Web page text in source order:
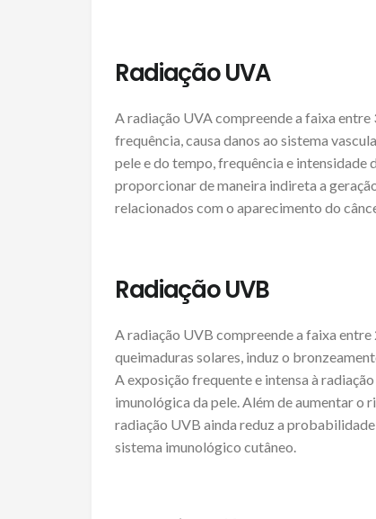
Radiação UVA
A radiação UVA compreende a faixa entre
frequência, causa danos ao sistema
pele e do tempo, frequência e intensidade
proporcionar de maneira indireta a
relacionados com o aparecimento do
Radiação UVB
A radiação UVB compreende a faixa
queimaduras solares, induz o
A exposição frequente e intensa à
imunológica da pele. Além de aumentar o
radiação UVB ainda reduz a
sistema imunológico cutâneo.